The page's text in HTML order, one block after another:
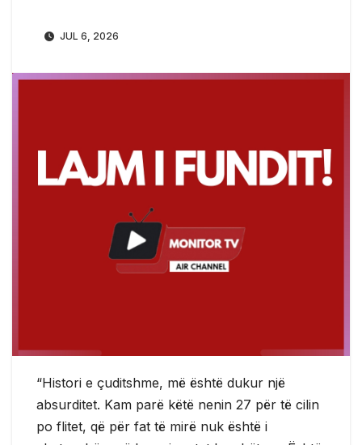
JUL 6, 2026
“Histori e çuditshme, më është dukur një
absurditet. Kam parë këtë nenin 27 për të cilin
po flitet, që për fat të mirë nuk është i